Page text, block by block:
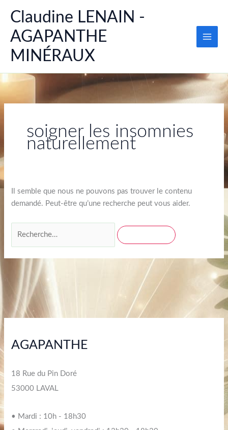
contenu
Claudine LENAIN -
AGAPANTHE
MINÉRAUX
soigner les insomnies
naturellement
Il semble que nous ne pouvons pas trouver le contenu
demandé. Peut-être qu’une recherche peut vous aider.
AGAPANTHE
18 Rue du Pin Doré
53000 LAVAL
• Mardi : 10h - 18h30